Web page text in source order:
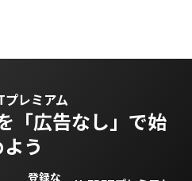
プレミアム
「広告なし」で始
う
登録な